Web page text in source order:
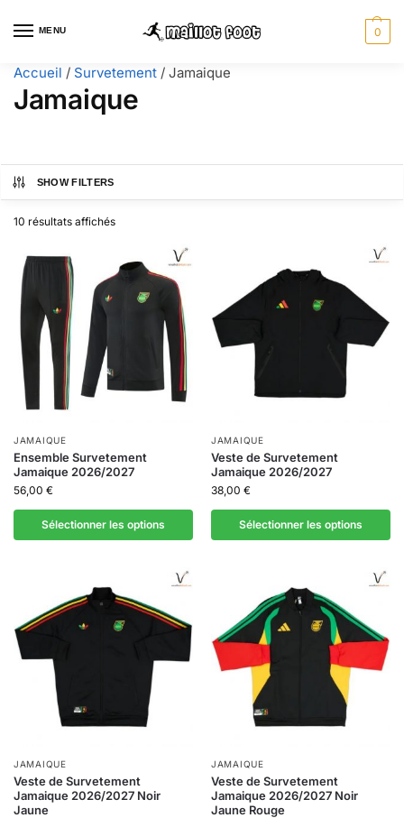
MENU 0
Accueil / Survetement / Jamaique
Jamaique
SHOW FILTERS
10 résultats affichés
JAMAIQUE
Ensemble Survetement
Jamaique 2026/2027
56,00 €
Sélectionner les options
JAMAIQUE
Veste de Survetement
Jamaique 2026/2027
38,00 €
Sélectionner les options
JAMAIQUE
Veste de Survetement
Jamaique 2026/2027 Noir
Jaune
JAMAIQUE
Veste de Survetement
Jamaique 2026/2027 Noir
Jaune Rouge